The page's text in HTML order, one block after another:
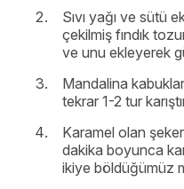
Sıvı yağı ve sütü
çekilmiş fındık
ve unu ekleyerek
Mandalina
tekrar 1-2 tur
Karamel olan
dakika boyunca
ikiye böldüğümüz